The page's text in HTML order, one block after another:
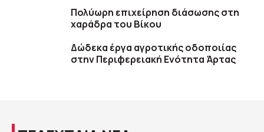
Πολύωρη επιχείρηση διάσωσης στη
χαράδρα του Βίκου
Δώδεκα έργα αγροτικής οδοποιίας
στην Περιφερειακή Ενότητα Άρτας